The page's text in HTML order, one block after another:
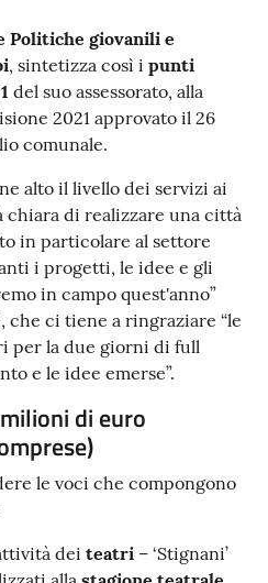
Politiche giovanili e
, sintetizza così i punti
del suo assessorato, alla
2021 approvato il 26
comunale.
alto il livello dei servizi ai
di realizzare una città
in particolare al settore
i progetti, le idee e gli
in campo quest'anno”
che ci tiene a ringraziare “le
per la due giorni di full
e le idee emerse”.
di euro
le voci che compongono
dei teatri – ‘Stignani’